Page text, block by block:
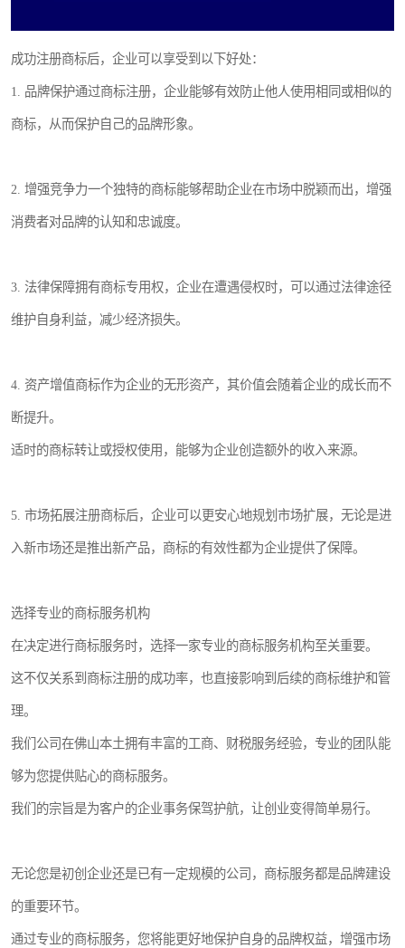
成功注册商标后，企业可以享受到以下好处：
1. 品牌保护通过商标注册，企业能够有效防止他人使用相同或相似的
商标，从而保护自己的品牌形象。
2. 增强竞争力一个独特的商标能够帮助企业在市场中脱颖而出，增强
消费者对品牌的认知和忠诚度。
3. 法律保障拥有商标专用权，企业在遭遇侵权时，可以通过法律途径
维护自身利益，减少经济损失。
4. 资产增值商标作为企业的无形资产，其价值会随着企业的成长而不
断提升。
适时的商标转让或授权使用，能够为企业创造额外的收入来源。
5. 市场拓展注册商标后，企业可以更安心地规划市场扩展，无论是进
入新市场还是推出新产品，商标的有效性都为企业提供了保障。
选择专业的商标服务机构
在决定进行商标服务时，选择一家专业的商标服务机构至关重要。
这不仅关系到商标注册的成功率，也直接影响到后续的商标维护和管
理。
我们公司在佛山本土拥有丰富的工商、财税服务经验，专业的团队能
够为您提供贴心的商标服务。
我们的宗旨是为客户的企业事务保驾护航，让创业变得简单易行。
无论您是初创企业还是已有一定规模的公司，商标服务都是品牌建设
的重要环节。
通过专业的商标服务，您将能更好地保护自身的品牌权益，增强市场